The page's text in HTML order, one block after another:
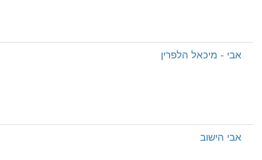
אבי - מיכאל הלפרין
אבי הישוב